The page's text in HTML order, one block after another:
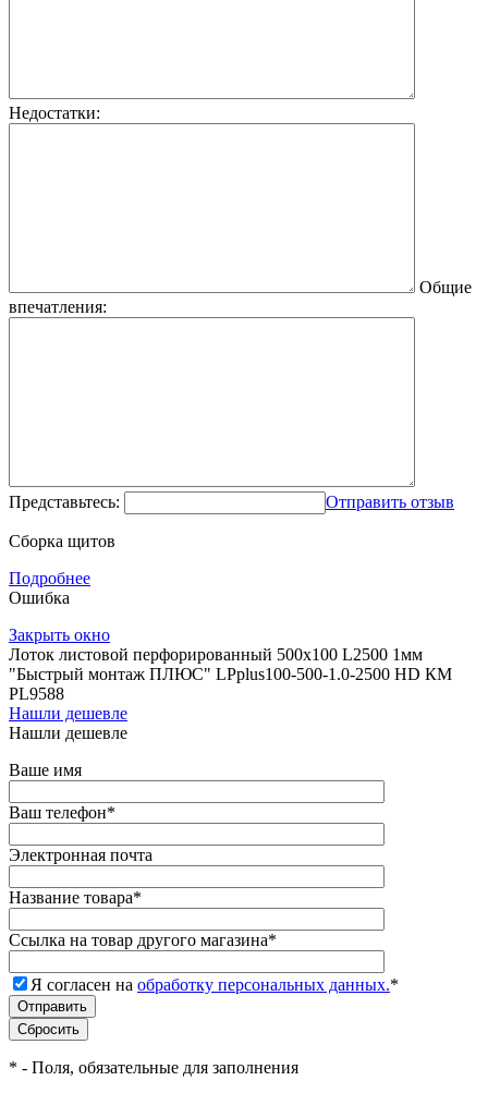
Недостатки:
Общие
впечатления:
Представьтесь: Отправить отзыв
Сборка щитов
Подробнее
Ошибка
Закрыть окно
Лоток листовой перфорированный 500х100 L2500 1мм
"Быстрый монтаж ПЛЮС" LPplus100-500-1.0-2500 HD КМ
PL9588
Нашли дешевле
Нашли дешевле
Ваше имя
Ваш телефон*
Электронная почта
Название товара*
Ссылка на товар другого магазина*
Я согласен на обработку персональных данных.*
* - Поля, обязательные для заполнения